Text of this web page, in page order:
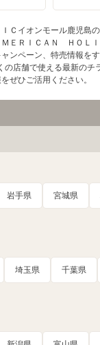
Ｃイオンモール鹿児島
ＭＥＲＩＣＡＮ ＨＯＬ
ンペーン、特売情報を
の店舗で使える最新のチ
ぜひご活用ください。
岩手県 宮城県
埼玉県 千葉県